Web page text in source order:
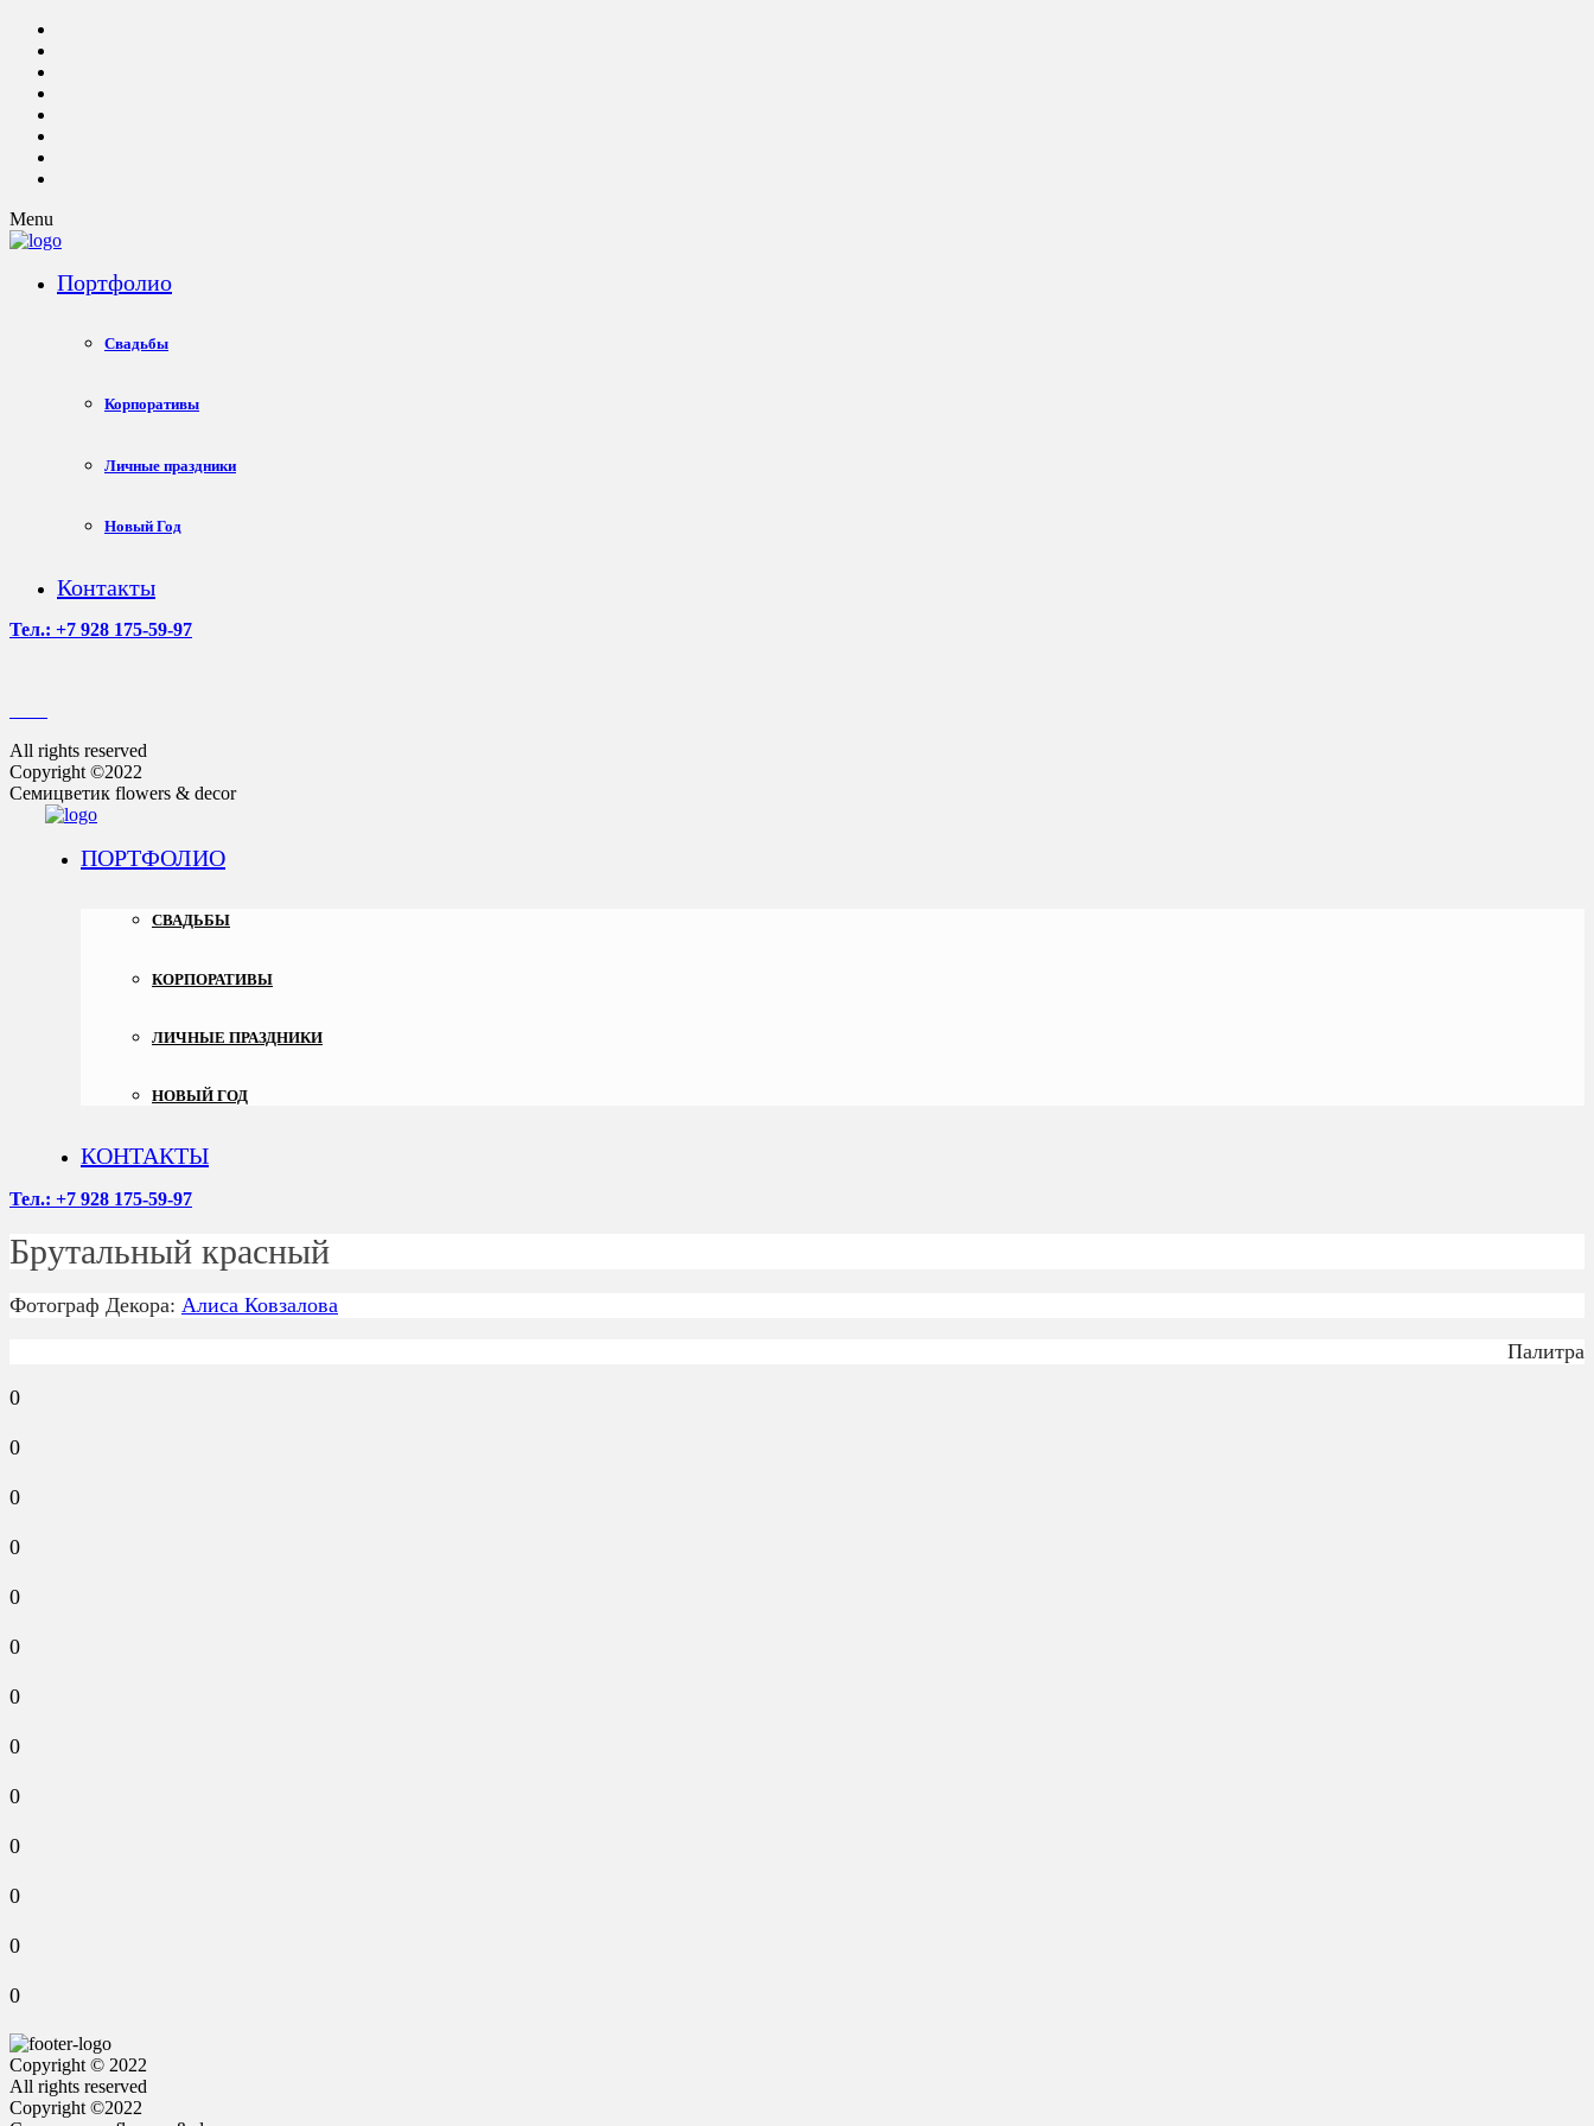
Menu
Портфолио
Свадьбы
Корпоративы
Личные праздники
Новый Год
Контакты
Тел.: +7 928 175-59-97
All rights reserved
Copyright ©2022
Семицветик flowers & decor
ПОРТФОЛИО
СВАДЬБЫ
КОРПОРАТИВЫ
ЛИЧНЫЕ ПРАЗДНИКИ
НОВЫЙ ГОД
КОНТАКТЫ
Тел.: +7 928 175-59-97
Брутальный красный
Фотограф Декора: Алиса Ковзалова
Палитра
0
0
0
0
0
0
0
0
0
0
0
0
0
Copyright © 2022
All rights reserved
Copyright ©2022